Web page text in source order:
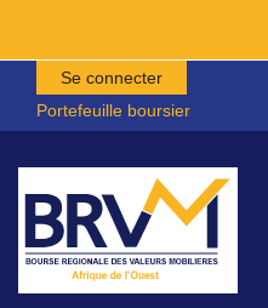
Aller au contenu principal
Se connecter
Portefeuille boursier